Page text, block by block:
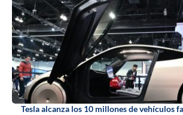
Tesla alcanza los 10 millones de vehículos